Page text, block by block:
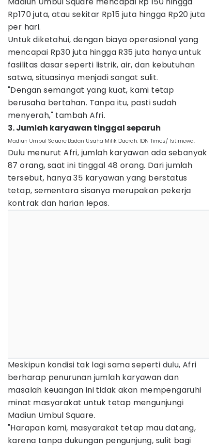
Rp170 juta, atau sekitar Rp15 juta hingga Rp20 juta
per hari.
Untuk diketahui, dengan biaya operasional yang
mencapai Rp30 juta hingga R35 juta hanya untuk
fasilitas dasar seperti listrik, air, dan kebutuhan
satwa, situasinya menjadi sangat sulit.
"Dengan semangat yang kuat, kami tetap
berusaha bertahan. Tanpa itu, pasti sudah
menyerah," tambah Afri.
3. Jumlah karyawan tinggal separuh
Madiun Umbul Square Badan Usaha Milik Daerah. IDN Times/ Istimewa.
Dulu menurut Afri, jumlah karyawan ada sebanyak
87 orang, saat ini tinggal 48 orang. Dari jumlah
tersebut, hanya 35 karyawan yang berstatus
tetap, sementara sisanya merupakan pekerja
kontrak dan harian lepas.
Meskipun kondisi tak lagi sama seperti dulu, Afri
berharap penurunan jumlah karyawan dan
masalah keuangan ini tidak akan mempengaruhi
minat masyarakat untuk tetap mengunjungi
Madiun Umbul Square.
"Harapan kami, masyarakat tetap mau datang,
karena tanpa dukungan pengunjung, sulit bagi